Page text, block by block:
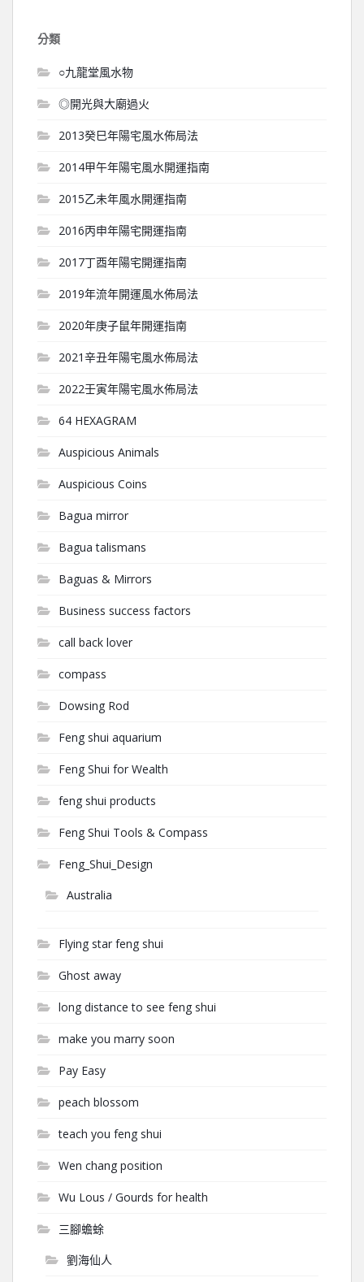
分類
○九龍堂風水物
◎開光與大廟過火
2013癸巳年陽宅風水佈局法
2014甲午年陽宅風水開運指南
2015乙未年風水開運指南
2016丙申年陽宅開運指南
2017丁酉年陽宅開運指南
2019年流年開運風水佈局法
2020年庚子鼠年開運指南
2021辛丑年陽宅風水佈局法
2022壬寅年陽宅風水佈局法
64 HEXAGRAM
Auspicious Animals
Auspicious Coins
Bagua mirror
Bagua talismans
Baguas & Mirrors
Business success factors
call back lover
compass
Dowsing Rod
Feng shui aquarium
Feng Shui for Wealth
feng shui products
Feng Shui Tools & Compass
Feng_Shui_Design
Australia
Flying star feng shui
Ghost away
long distance to see feng shui
make you marry soon
Pay Easy
peach blossom
teach you feng shui
Wen chang position
Wu Lous / Gourds for health
三腳蟾蜍
劉海仙人